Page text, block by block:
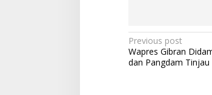
P
o
Previous post
Wapres Gibran
dan Pangdam